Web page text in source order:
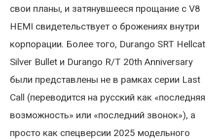
свои планы, и затянувшееся прощание с V8
HEMI свидетельствует о брожениях внутри
корпорации. Более того, Durango SRT Hellcat
Silver Bullet и Durango R/T 20th Anniversary
были представлены не в рамках серии Last
Call (переводится на русский как «последняя
возможность» или «последний звонок»), а
просто как спецверсии 2025 модельного